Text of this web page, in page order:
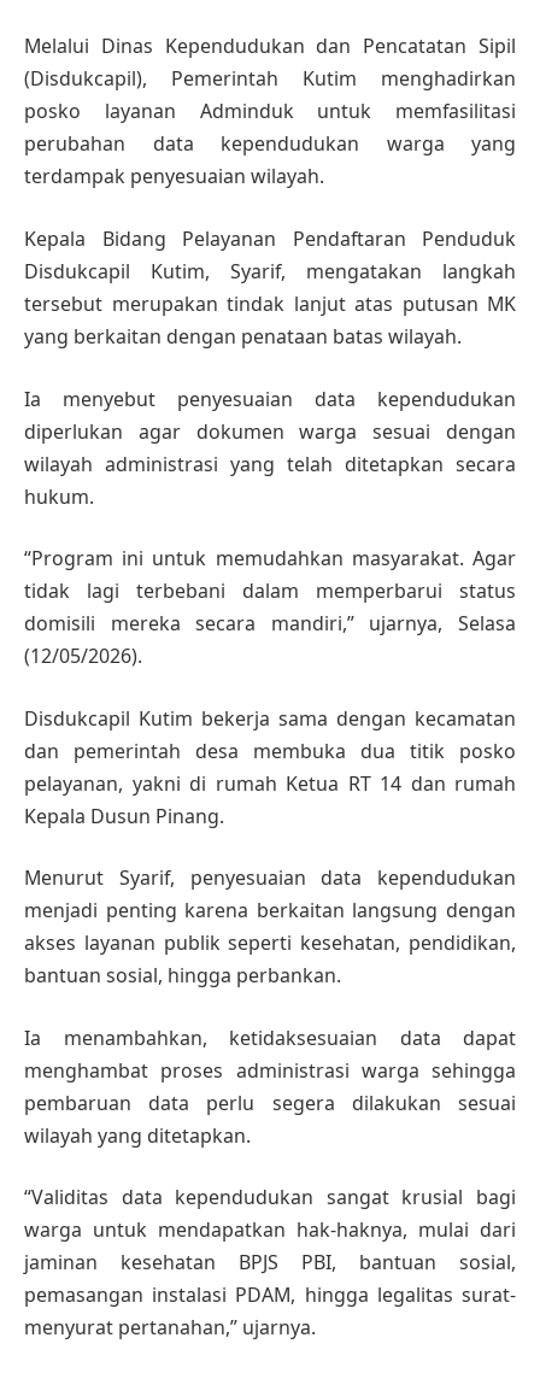
Melalui Dinas Kependudukan dan Pencatatan Sipil
(Disdukcapil), Pemerintah Kutim menghadirkan
posko layanan Adminduk untuk memfasilitasi
perubahan data kependudukan warga yang
terdampak penyesuaian wilayah.
Kepala Bidang Pelayanan Pendaftaran Penduduk
Disdukcapil Kutim, Syarif, mengatakan langkah
tersebut merupakan tindak lanjut atas putusan MK
yang berkaitan dengan penataan batas wilayah.
Ia menyebut penyesuaian data kependudukan
diperlukan agar dokumen warga sesuai dengan
wilayah administrasi yang telah ditetapkan secara
hukum.
“Program ini untuk memudahkan masyarakat. Agar
tidak lagi terbebani dalam memperbarui status
domisili mereka secara mandiri,” ujarnya, Selasa
(12/05/2026).
Disdukcapil Kutim bekerja sama dengan kecamatan
dan pemerintah desa membuka dua titik posko
pelayanan, yakni di rumah Ketua RT 14 dan rumah
Kepala Dusun Pinang.
Menurut Syarif, penyesuaian data kependudukan
menjadi penting karena berkaitan langsung dengan
akses layanan publik seperti kesehatan, pendidikan,
bantuan sosial, hingga perbankan.
Ia menambahkan, ketidaksesuaian data dapat
menghambat proses administrasi warga sehingga
pembaruan data perlu segera dilakukan sesuai
wilayah yang ditetapkan.
“Validitas data kependudukan sangat krusial bagi
warga untuk mendapatkan hak-haknya, mulai dari
jaminan kesehatan BPJS PBI, bantuan sosial,
pemasangan instalasi PDAM, hingga legalitas surat-
menyurat pertanahan,” ujarnya.